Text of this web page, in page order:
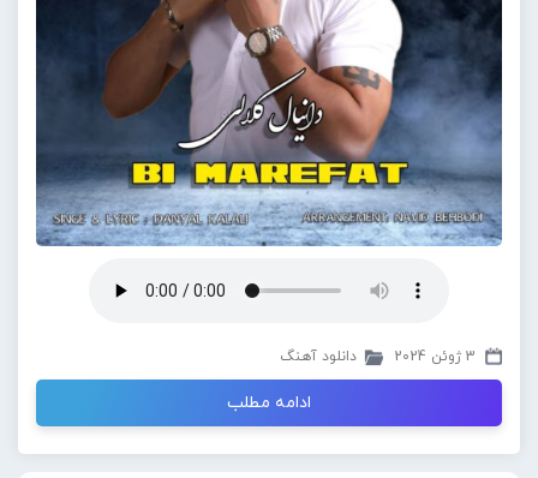
3 ژوئن 2024 دانلود آهنگ
ادامه مطلب